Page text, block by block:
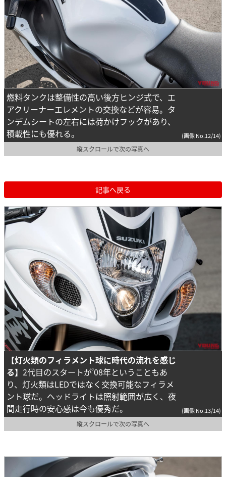
燃料タンクは整備性の高い後方ヒンジ式で、エ
アクリーナーエレメントの交換などが容易。タ
ンデムシートの左右には荷かけフックがあり、
積載性にも優れる。
(画像 No.12/14)
縦スクロールで次の写真へ
記事へ戻る
【灯火類のフィラメント球に時代の流れを感じ
る】 2代目のスタートが’08年ということもあ
り、灯火類はLEDではなく交換可能なフィラメ
ント球だ。ヘッドライトは照射範囲が広く、夜
間走行時の安心感は今も優秀だ。
(画像 No.13/14)
縦スクロールで次の写真へ